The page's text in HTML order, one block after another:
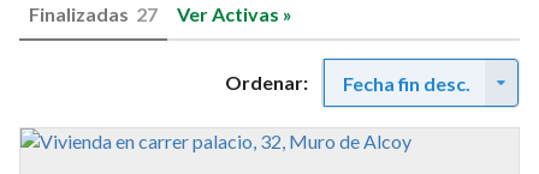
Finalizadas 27 Ver Activas »
Ordenar: Fecha fin desc.